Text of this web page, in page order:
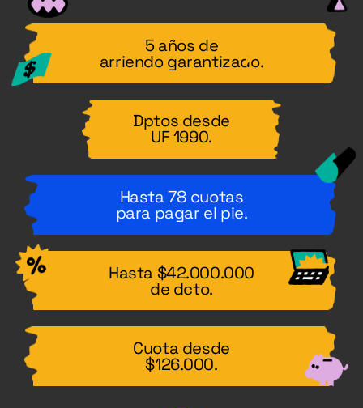
5 años de
arriendo garantizado.
Dptos desde
UF 1990.
Hasta 78 cuotas
para pagar el pie.
Hasta $42.000.000
de dcto.
Cuota desde
$126.000.